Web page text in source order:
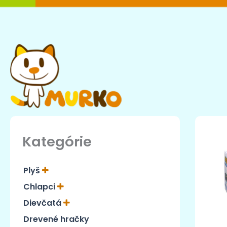
Preskočiť
Kategórie
Plyš
Chlapci
Dievčatá
Drevené hračky